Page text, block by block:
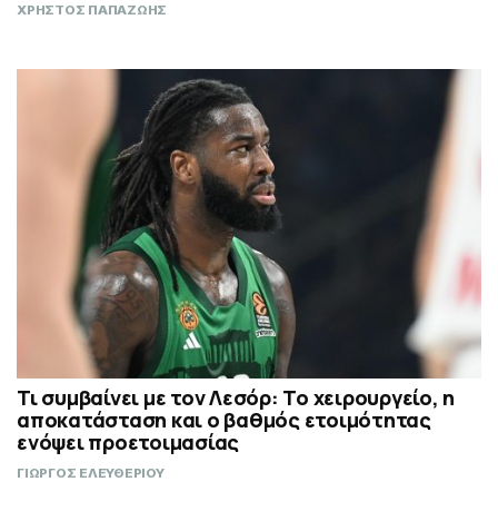
ΧΡΗΣΤΟΣ ΠΑΠΑΖΩΗΣ
Τι συμβαίνει με τον Λεσόρ: Το χειρουργείο, η
αποκατάσταση και ο βαθμός ετοιμότητας
ενόψει προετοιμασίας
ΓΙΩΡΓΟΣ ΕΛΕΥΘΕΡΙΟΥ